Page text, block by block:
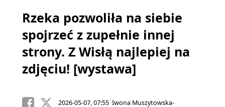
Rzeka pozwoliła na siebie
spojrzeć z zupełnie innej
strony. Z Wisłą najlepiej na
zdjęciu! [wystawa]
2026-05-07, 07:55 Iwona Muszytowska-